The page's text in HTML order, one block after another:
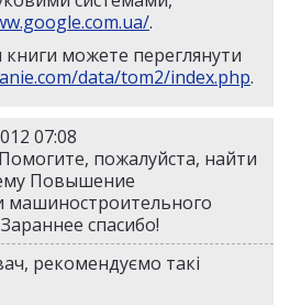
.
книги можете переглянути
data/tom2/index.php.
07:08
пожалуйста, найти
Повышение
машиностроительного
спасибо!
рекомендуємо такі